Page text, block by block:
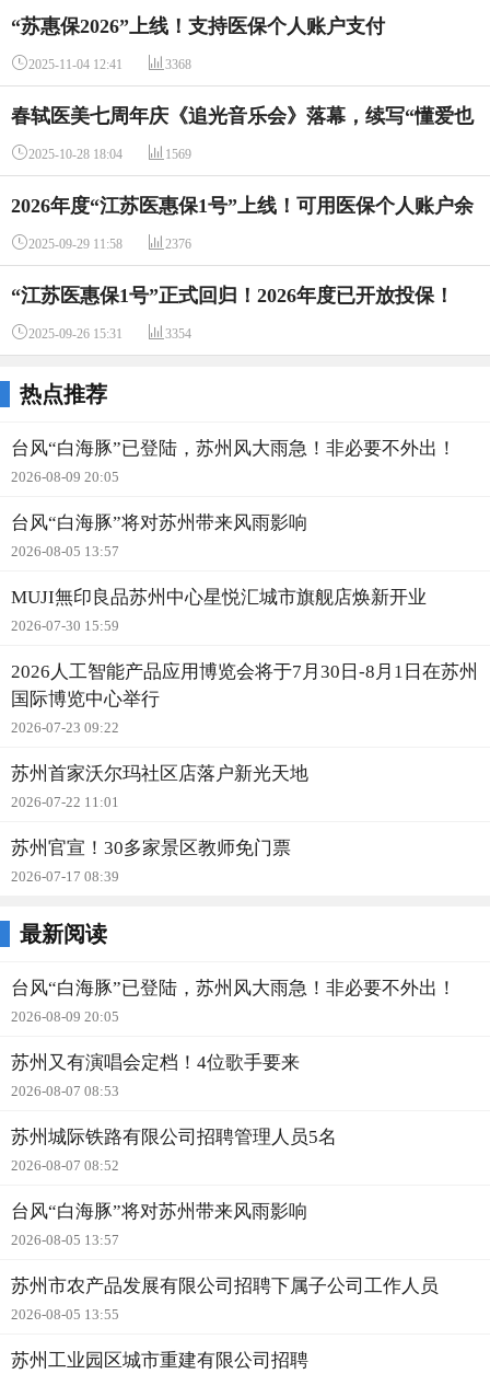
“苏惠保2026”上线！支持医保个人账户支付
2025-11-04 12:41  3368
春轼医美七周年庆《追光音乐会》落幕，续写“懂爱也
懂美”新篇
2025-10-28 18:04  1569
2026年度“江苏医惠保1号”上线！可用医保个人账户余
额投保
2025-09-29 11:58  2376
“江苏医惠保1号”正式回归！2026年度已开放投保！
2025-09-26 15:31  3354
热点推荐
台风“白海豚”已登陆，苏州风大雨急！非必要不外出！
2026-08-09 20:05
台风“白海豚”将对苏州带来风雨影响
2026-08-05 13:57
MUJI無印良品苏州中心星悦汇城市旗舰店焕新开业
2026-07-30 15:59
2026人工智能产品应用博览会将于7月30日-8月1日在苏州
国际博览中心举行
2026-07-23 09:22
苏州首家沃尔玛社区店落户新光天地
2026-07-22 11:01
苏州官宣！30多家景区教师免门票
2026-07-17 08:39
最新阅读
台风“白海豚”已登陆，苏州风大雨急！非必要不外出！
2026-08-09 20:05
苏州又有演唱会定档！4位歌手要来
2026-08-07 08:53
苏州城际铁路有限公司招聘管理人员5名
2026-08-07 08:52
台风“白海豚”将对苏州带来风雨影响
2026-08-05 13:57
苏州市农产品发展有限公司招聘下属子公司工作人员
2026-08-05 13:55
苏州工业园区城市重建有限公司招聘